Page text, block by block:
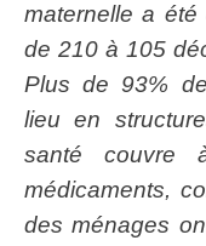
maternelle a
de 210 à 105
Plus de 93%
lieu en
santé couvre
médicaments,
des ménages